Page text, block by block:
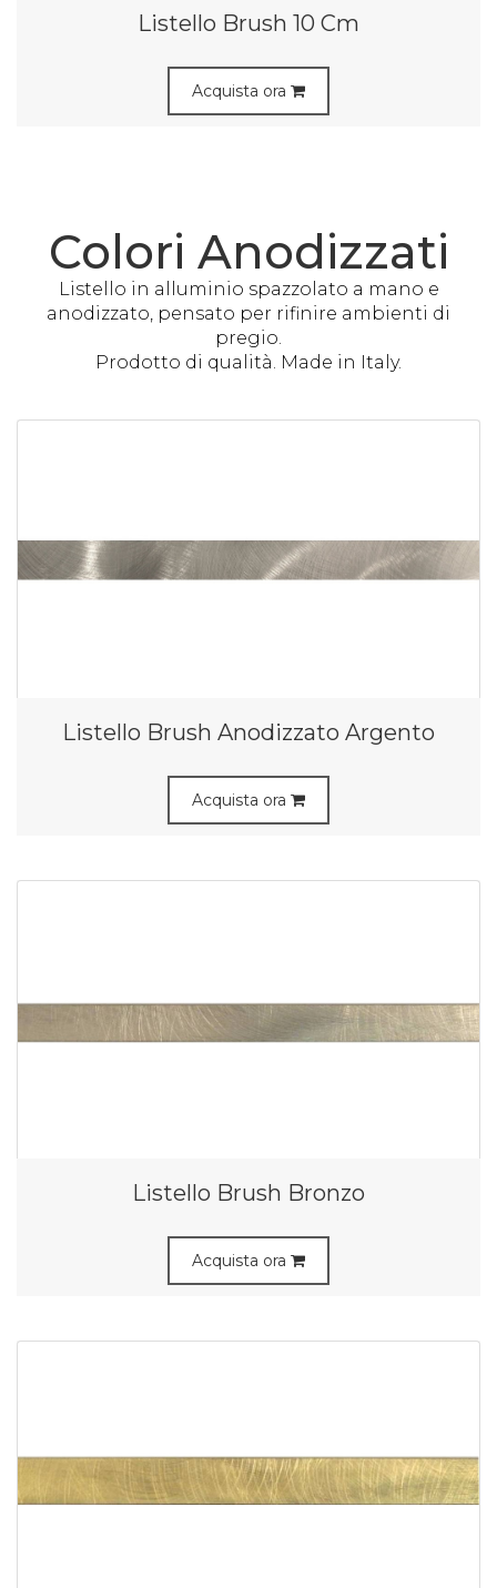
Listello Brush 10 Cm
Acquista ora
Colori Anodizzati
Listello in alluminio spazzolato a mano e
anodizzato, pensato per rifinire ambienti di
pregio.
Prodotto di qualità. Made in Italy.
Listello Brush Anodizzato Argento
Acquista ora
Listello Brush Bronzo
Acquista ora